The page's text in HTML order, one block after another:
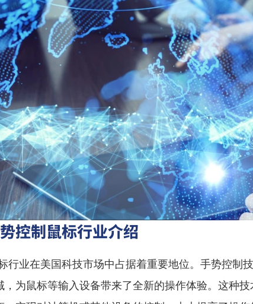
控制鼠标行业介绍
行业在美国科技市场中占据着重要地位。手势控制
，为鼠标等输入设备带来了全新的操作体验。这种技